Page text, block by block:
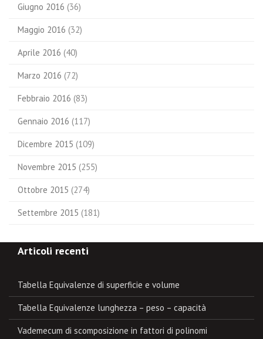
Giugno 2016 (36)
Maggio 2016 (32)
Aprile 2016 (40)
Marzo 2016 (72)
Febbraio 2016 (83)
Gennaio 2016 (117)
Dicembre 2015 (109)
Novembre 2015 (255)
Ottobre 2015 (274)
Settembre 2015 (181)
Articoli recenti
Tabella Equivalenze di superficie e volume
Tabella Equivalenze lunghezza – peso – capacità
Vademecum di scomposizione in fattori di polinomi